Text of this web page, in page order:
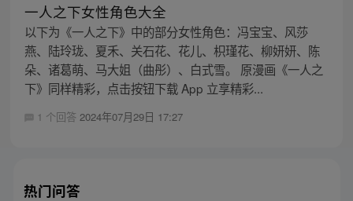
一人之下女性角色大全
以下为《一人之下》中的部分女性角色：冯宝宝、风莎
燕、陆玲珑、夏禾、关石花、花儿、枳瑾花、柳妍妍、陈
朵、诸葛萌、马大姐（曲彤）、白式雪。 原漫画《一人之
下》同样精彩，点击按钮下载 App 立享精彩...
1 个回答 2024年07月29日 17:27
热门问答